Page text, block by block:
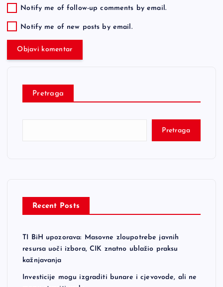
Notify me of follow-up comments by email.
Notify me of new posts by email.
Pretraga
Pretraga
Recent Posts
TI BiH upozorava: Masovne zloupotrebe javnih
resursa uoči izbora, CIK znatno ublažio praksu
kažnjavanja
Investicije mogu izgraditi bunare i cjevovode, ali ne